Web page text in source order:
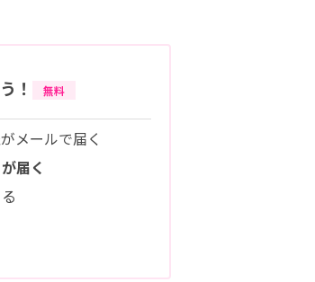
！ 無料
がメールで届く
届く